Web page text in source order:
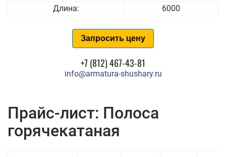
Длина:
6000
Запросить цену
+7 (812) 467-43-81
info@armatura-shushary.ru
Прайс-лист: Полоса
горячекатаная